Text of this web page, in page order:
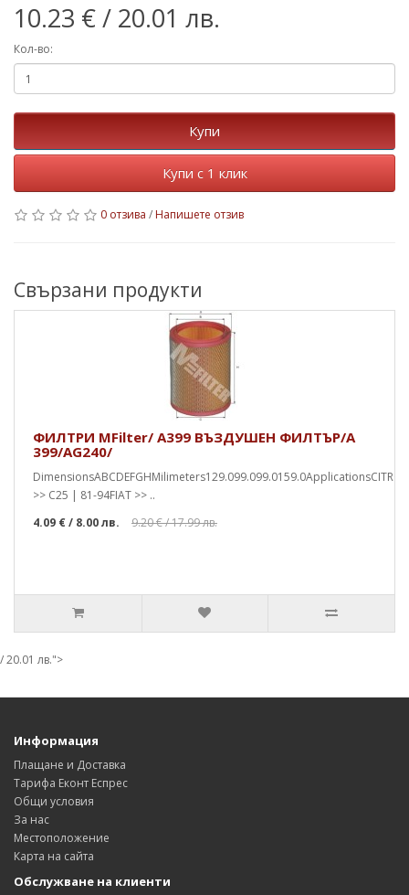
10.23 €/ 20.01 лв.
Кол-во:
Купи
Купи с 1 клик
0 отзива / Напишете отзив
Свързани продукти
ФИЛТРИ MFilter/ A399 ВЪЗДУШЕН ФИЛТЪР/A
399/AG240/
>> C25 | 81-94FIAT >> ..
4.09 €/ 8.00 лв. 9.20 €/ 17.99 лв.
/ 20.01 лв.">
Информация
Плащане и Доставка
Тарифа Еконт Еспрес
Общи условия
За нас
Местоположение
Карта на сайта
Обслужване на клиенти